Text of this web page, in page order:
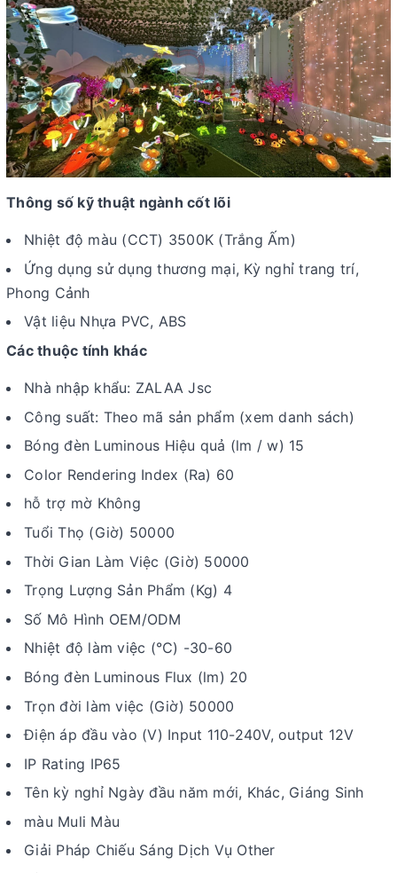
Thông số kỹ thuật ngành cốt lõi
Nhiệt độ màu (CCT) 3500K (Trắng Ấm)
Ứng dụng sử dụng thương mại, Kỳ nghỉ trang trí,
Phong Cảnh
Vật liệu Nhựa PVC, ABS
Các thuộc tính khác
Nhà nhập khẩu: ZALAA Jsc
Công suất: Theo mã sản phẩm (xem danh sách)
Bóng đèn Luminous Hiệu quả (lm / w) 15
Color Rendering Index (Ra) 60
hỗ trợ mờ Không
Tuổi Thọ (Giờ) 50000
Thời Gian Làm Việc (Giờ) 50000
Trọng Lượng Sản Phẩm (Kg) 4
Số Mô Hình OEM/ODM
Nhiệt độ làm việc (℃) -30-60
Bóng đèn Luminous Flux (lm) 20
Trọn đời làm việc (Giờ) 50000
Điện áp đầu vào (V) Input 110-240V, output 12V
IP Rating IP65
Tên kỳ nghỉ Ngày đầu năm mới, Khác, Giáng Sinh
màu Muli Màu
Giải Pháp Chiếu Sáng Dịch Vụ Other